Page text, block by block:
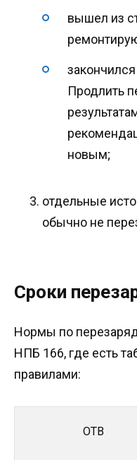
вышел из
Продлить
новым;
отдельные
обычно не
Сроки
Нормы по
НПБ 166, где есть
правилами:
ОТВ